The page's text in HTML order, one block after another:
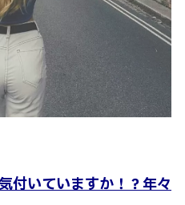
付いていますか！？年々